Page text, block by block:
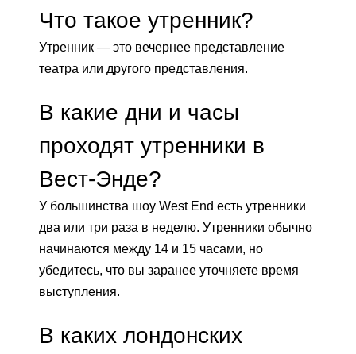
Что такое утренник?
Утренник — это вечернее представление
театра или другого представления.
В какие дни и часы
проходят утренники в
Вест-Энде?
У большинства шоу West End есть утренники
два или три раза в неделю. Утренники обычно
начинаются между 14 и 15 часами, но
убедитесь, что вы заранее уточняете время
выступления.
В каких лондонских